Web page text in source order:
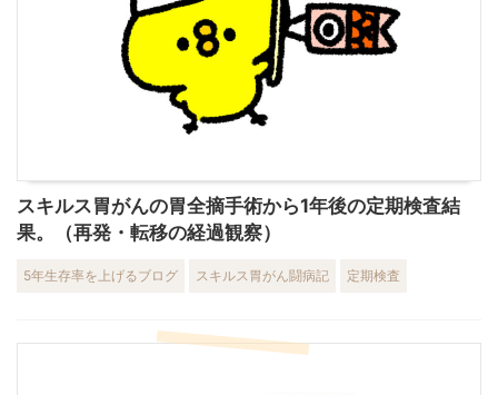
スキルス胃がんの胃全摘手術から1年後の定期検査結
果。（再発・転移の経過観察）
5年生存率を上げるブログ スキルス胃がん闘病記 定期検査